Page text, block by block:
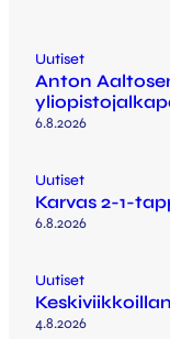
Uutiset
Anton
6.8.2026
Uutiset
Karvas 2-1-
6.8.2026
Uutiset
4.8.2026